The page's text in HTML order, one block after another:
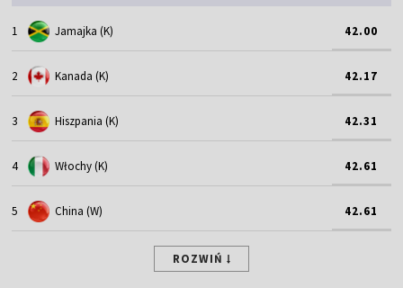
1 Jamajka (K) 42.00
2 Kanada (K) 42.17
3 Hiszpania (K) 42.31
4 Włochy (K) 42.61
5 China (W) 42.61
ROZWIŃ